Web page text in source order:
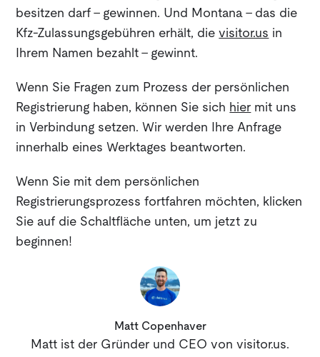
besitzen darf - gewinnen. Und Montana - das die
Kfz-Zulassungsgebühren erhält, dievisitor.us in
Ihrem Namen bezahlt - gewinnt.
Wenn Sie Fragen zum Prozess der persönlichen
Registrierung haben, können Sie sich hier mit uns
in Verbindung setzen. Wir werden Ihre Anfrage
innerhalb eines Werktages beantworten.
Wenn Sie mit dem persönlichen
Registrierungsprozess fortfahren möchten, klicken
Sie auf die Schaltfläche unten, um jetzt zu
beginnen!
Matt Copenhaver
Matt ist der Gründer und CEO von visitor.us.